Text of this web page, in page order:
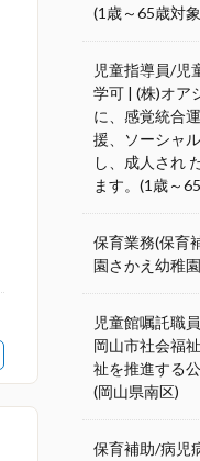
(1歳～65歳対
児童指導員/児
学可 | (株)オア
に、感覚統合
援、ソーシャ
し、成人され
ます。(1歳～
保育業務(保育
園さかえ幼稚
児童館嘱託職
岡山市社会福
祉を推進する
(岡山県南区)
保育補助/病児